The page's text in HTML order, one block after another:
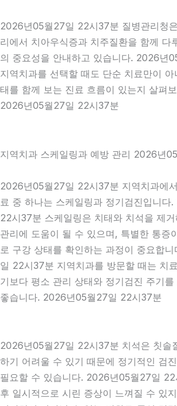
2026년05월27일 22시37분 질병관리청
리에서 치아우식증과 치주질환을 함께 다
의 중요성을 안내하고 있습니다. 2026년
지역치과를 선택할 때도 단순 치료만이
태를 함께 보는 진료 흐름이 있는지 살펴
2026년05월27일 22시37분
지역치과 스케일링과 예방 관리 2026년
2026년05월27일 22시37분 지역치과에
료 중 하나는 스케일링과 정기검진입니
22시37분 스케일링은 치태와 치석을 제
관리에 도움이 될 수 있으며, 특별한 통증
로 구강 상태를 확인하는 과정이 중요합
일 22시37분 지역치과를 방문할 때는 치
기보다 평소 관리 상태와 정기검진 주기
좋습니다. 2026년05월27일 22시37분
2026년05월27일 22시37분 치석은 칫솔
하기 어려울 수 있기 때문에 정기적인 검
필요할 수 있습니다. 2026년05월27일
후 일시적으로 시린 증상이 느껴질 수 있